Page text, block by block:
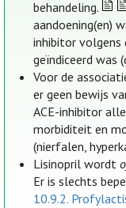
behandeling.
aandoening(en)
inhibitor volgens
geïndiceerd was
Voor de
er geen bewijs
ACE-inhibitor
morbiditeit en
(nierfalen,
Lisinopril wordt
Er is slechts
10.9.2.